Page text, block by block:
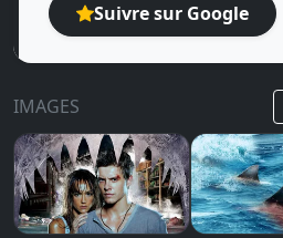
Suivre sur Google
IMAGES